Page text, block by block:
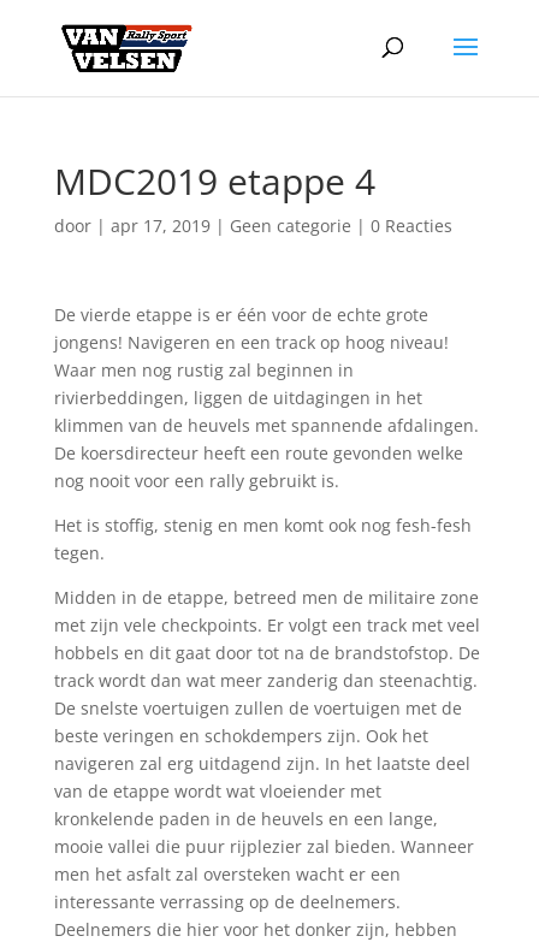
MDC2019 etappe 4
door | apr 17, 2019| Geen categorie | 0 Reacties
De vierde etappe is er één voor de echte grote
jongens! Navigeren en een track op hoog niveau!
Waar men nog rustig zal beginnen in
rivierbeddingen, liggen de uitdagingen in het
klimmen van de heuvels met spannende afdalingen.
De koersdirecteur heeft een route gevonden welke
nog nooit voor een rally gebruikt is.
Het is stoffig, stenig en men komt ook nog fesh-fesh
tegen.
Midden in de etappe, betreed men de militaire zone
met zijn vele checkpoints. Er volgt een track met veel
hobbels en dit gaat door tot na de brandstofstop. De
track wordt dan wat meer zanderig dan steenachtig.
De snelste voertuigen zullen de voertuigen met de
beste veringen en schokdempers zijn. Ook het
navigeren zal erg uitdagend zijn. In het laatste deel
van de etappe wordt wat vloeiender met
kronkelende paden in de heuvels en een lange,
mooie vallei die puur rijplezier zal bieden. Wanneer
men het asfalt zal oversteken wacht er een
interessante verrassing op de deelnemers.
Deelnemers die hier voor het donker zijn, hebben